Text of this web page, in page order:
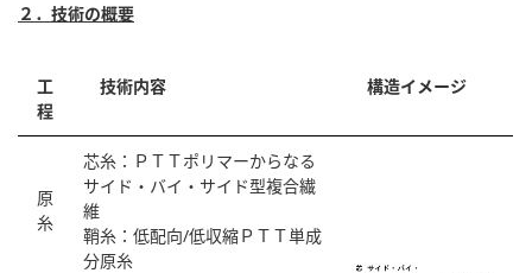
２．技術の概要
工
程
技術内容 構造イメージ
原
糸
芯糸：ＰＴＴポリマーからなる
サイド・バイ・サイド型複合繊
維
鞘糸：低配向/低収縮ＰＴＴ単成
分原糸